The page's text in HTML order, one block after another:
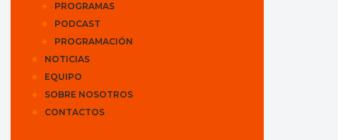
PROGRAMAS
PODCAST
PROGRAMACIÓN
NOTICIAS
EQUIPO
SOBRE NOSOTROS
CONTACTOS